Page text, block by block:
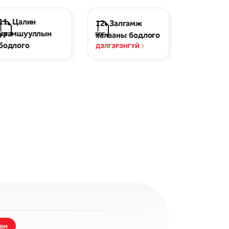
Цалин
12. Залгамж
халааны бодлого
ДЭЛГЭРЭНГҮЙ